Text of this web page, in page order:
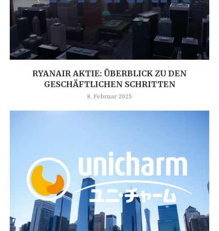
RYANAIR AKTIE: ÜBERBLICK ZU DEN
GESCHÄFTLICHEN SCHRITTEN
8. Februar 2025